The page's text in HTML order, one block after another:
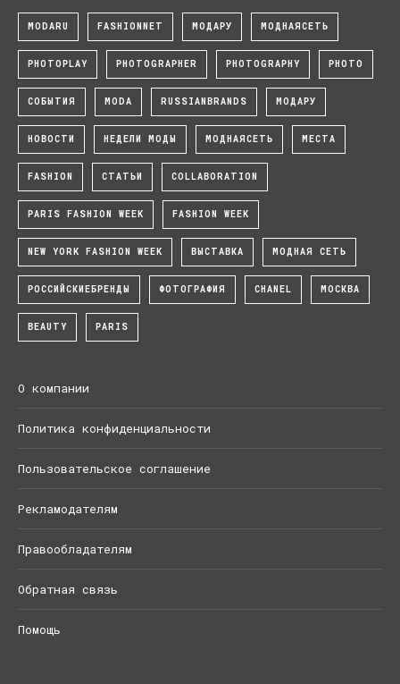
MODARU FASHIONNET МОДАРУ МОДНАЯСЕТЬ
PHOTOPLAY PHOTOGRAPHER PHOTOGRAPHY PHOTO
СОБЫТИЯ MODA RUSSIANBRANDS МОДАРУ
НОВОСТИ НЕДЕЛИ МОДЫ МОДНАЯСЕТЬ МЕСТА
FASHION СТАТЬИ COLLABORATION
PARIS FASHION WEEK FASHION WEEK
NEW YORK FASHION WEEK ВЫСТАВКА МОДНАЯ СЕТЬ
РОССИЙСКИЕБРЕНДЫ ФОТОГРАФИЯ CHANEL МОСКВА
BEAUTY PARIS
О компании
Политика конфиденциальности
Пользовательское соглашение
Рекламодателям
Правообладателям
Обратная связь
Помощь